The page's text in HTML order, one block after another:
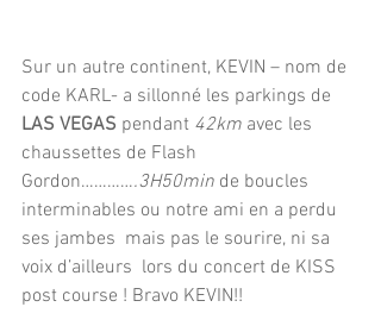
Sur un autre continent, KEVIN – nom de
code KARL- a sillonné les parkings de
LAS VEGAS pendant 42km avec les
chaussettes de Flash
Gordon………….3H50min de boucles
interminables ou notre ami en a perdu
ses jambes  mais pas le sourire, ni sa
voix d’ailleurs  lors du concert de KISS
post course ! Bravo KEVIN!!